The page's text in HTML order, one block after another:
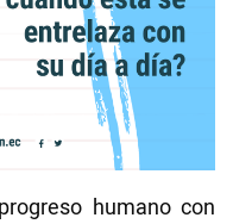
humano con